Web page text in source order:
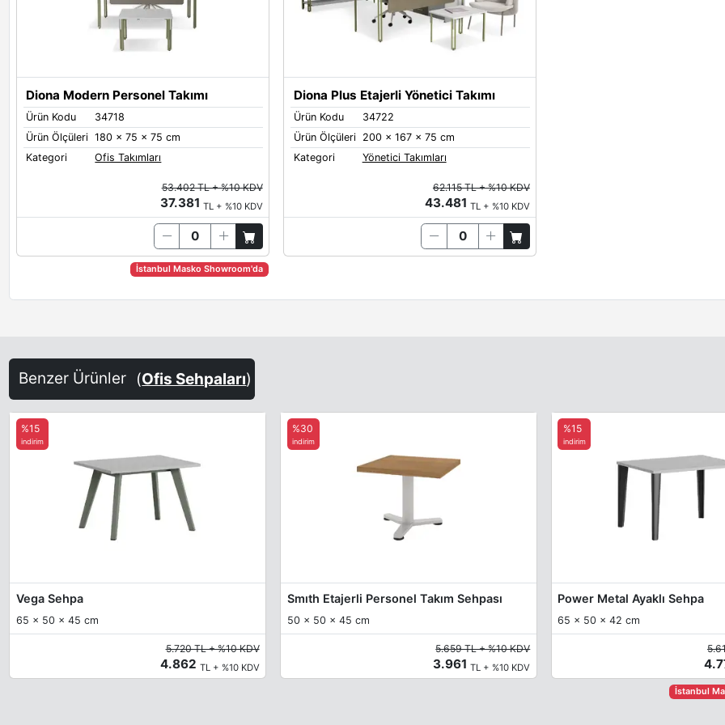
Diona Modern Personel Takımı
Ürün Kodu
34718
Ürün Ölçüleri 180 x 75 x 75 cm
Kategori
Ofis Takımları
53.402 TL + %10 KDV
37.381 TL + %10 KDV
İstanbul Masko Showroom'da
Diona Plus Etajerli Yönetici Takımı
Ürün Kodu
34722
Ürün Ölçüleri
200 x 167 x 75 cm
Kategori
Yönetici Takımları
62.115 TL + %10 KDV
43.481 TL + %10 KDV
Benzer Ürünler (Ofis Sehpaları)
Vega Sehpa
65 x 50 x 45 cm
%15
indirim
5.720 TL + %10 KDV
4.862 TL + %10 KDV
Smıth Etajerli Personel Takım Sehpası
50 x 50 x 45 cm
%30
indirim
5.659 TL + %10 KDV
3.961TL + %10 KDV
Power Metal Ayaklı Sehpa
65 x 50 x 42 cm
%15
indirim
İstanbul